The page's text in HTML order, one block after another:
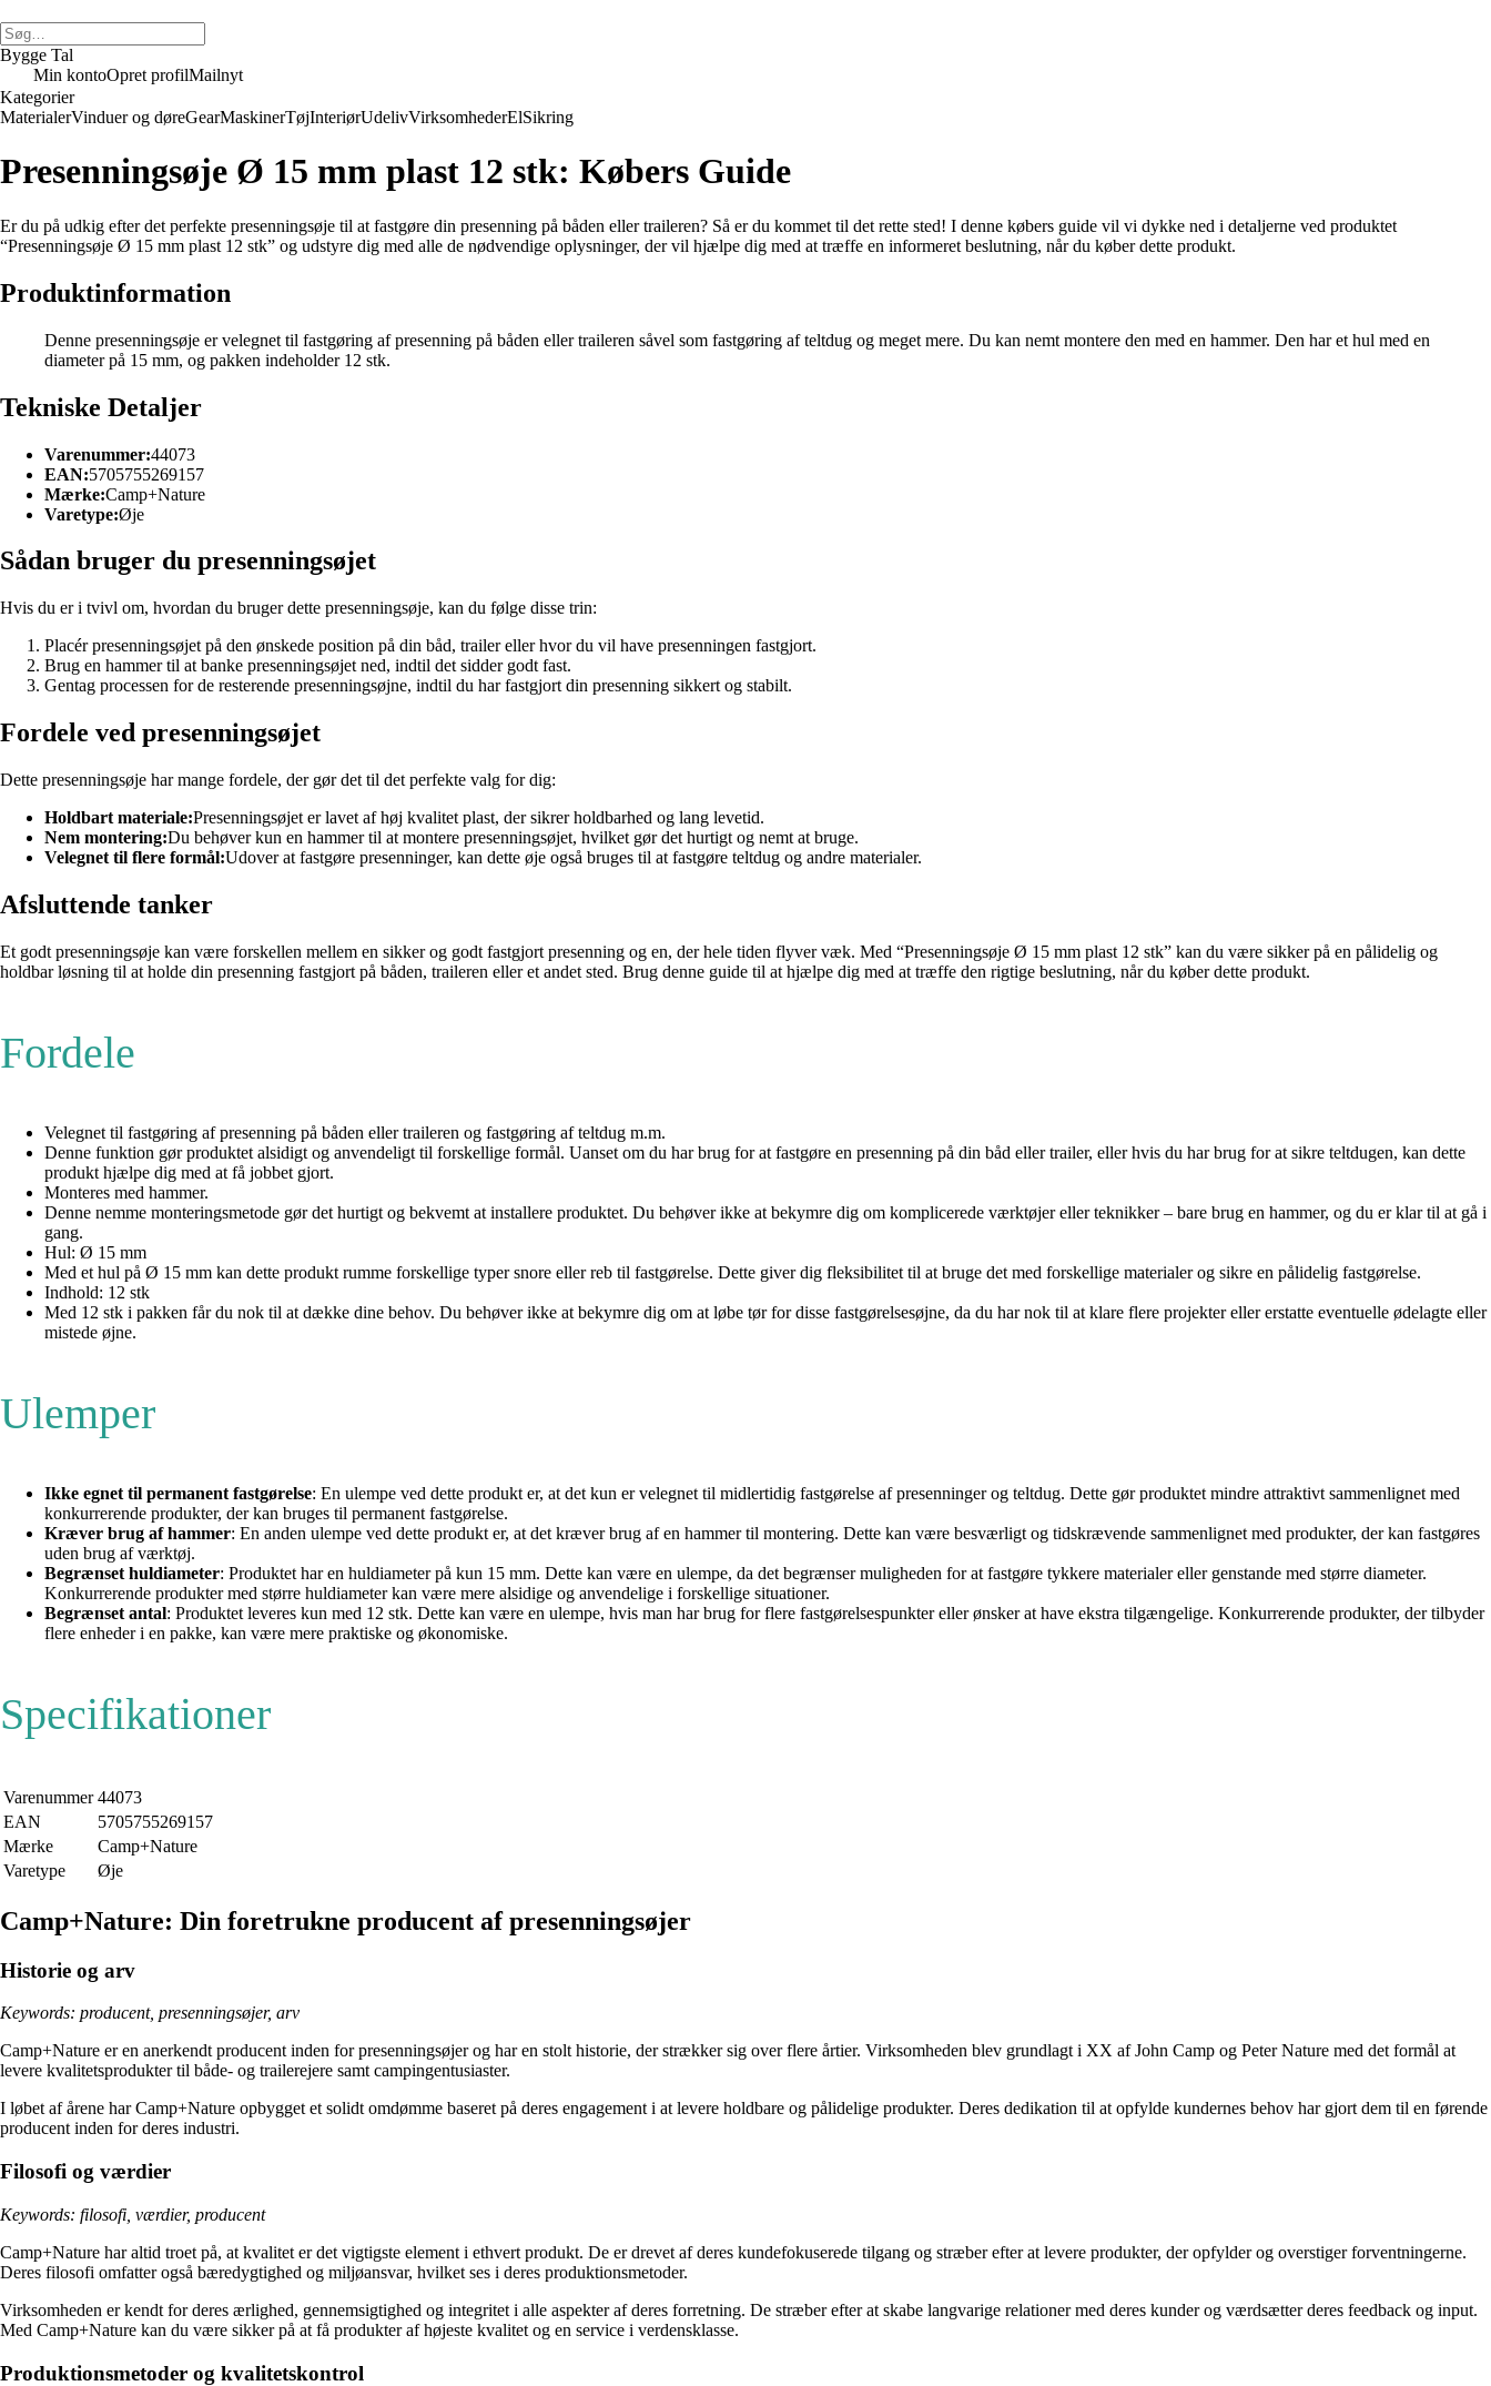
Bygge Tal
Min kontoOpret profilMailnyt
Kategorier
MaterialerVinduer og døreGearMaskinerTøjInteriørUdelivVirksomhederElSikring
Presenningsøje Ø 15 mm plast 12 stk: Købers Guide
Er du på udkig efter det perfekte presenningsøje til at fastgøre din presenning på båden eller traileren? Så er du kommet til det rette sted! I denne købers guide vil vi dykke ned i detaljerne ved produktet
“Presenningsøje Ø 15 mm plast 12 stk” og udstyre dig med alle de nødvendige oplysninger, der vil hjælpe dig med at træffe en informeret beslutning, når du køber dette produkt.
Produktinformation
Denne presenningsøje er velegnet til fastgøring af presenning på båden eller traileren såvel som fastgøring af teltdug og meget mere. Du kan nemt montere den med en hammer. Den har et hul med en
diameter på 15 mm, og pakken indeholder 12 stk.
Tekniske Detaljer
Varenummer:44073
EAN:5705755269157
Mærke:Camp+Nature
Varetype:Øje
Sådan bruger du presenningsøjet
Hvis du er i tvivl om, hvordan du bruger dette presenningsøje, kan du følge disse trin:
Placér presenningsøjet på den ønskede position på din båd, trailer eller hvor du vil have presenningen fastgjort.
Brug en hammer til at banke presenningsøjet ned, indtil det sidder godt fast.
Gentag processen for de resterende presenningsøjne, indtil du har fastgjort din presenning sikkert og stabilt.
Fordele ved presenningsøjet
Dette presenningsøje har mange fordele, der gør det til det perfekte valg for dig:
Holdbart materiale:Presenningsøjet er lavet af høj kvalitet plast, der sikrer holdbarhed og lang levetid.
Nem montering:Du behøver kun en hammer til at montere presenningsøjet, hvilket gør det hurtigt og nemt at bruge.
Velegnet til flere formål:Udover at fastgøre presenninger, kan dette øje også bruges til at fastgøre teltdug og andre materialer.
Afsluttende tanker
Et godt presenningsøje kan være forskellen mellem en sikker og godt fastgjort presenning og en, der hele tiden flyver væk. Med “Presenningsøje Ø 15 mm plast 12 stk” kan du være sikker på en pålidelig og
holdbar løsning til at holde din presenning fastgjort på båden, traileren eller et andet sted. Brug denne guide til at hjælpe dig med at træffe den rigtige beslutning, når du køber dette produkt.
Fordele
Velegnet til fastgøring af presenning på båden eller traileren og fastgøring af teltdug m.m.
Denne funktion gør produktet alsidigt og anvendeligt til forskellige formål. Uanset om du har brug for at fastgøre en presenning på din båd eller trailer, eller hvis du har brug for at sikre teltdugen, kan dette
produkt hjælpe dig med at få jobbet gjort.
Monteres med hammer.
Denne nemme monteringsmetode gør det hurtigt og bekvemt at installere produktet. Du behøver ikke at bekymre dig om komplicerede værktøjer eller teknikker – bare brug en hammer, og du er klar til at gå i
gang.
Hul: Ø 15 mm
Med et hul på Ø 15 mm kan dette produkt rumme forskellige typer snore eller reb til fastgørelse. Dette giver dig fleksibilitet til at bruge det med forskellige materialer og sikre en pålidelig fastgørelse.
Indhold: 12 stk
Med 12 stk i pakken får du nok til at dække dine behov. Du behøver ikke at bekymre dig om at løbe tør for disse fastgørelsesøjne, da du har nok til at klare flere projekter eller erstatte eventuelle ødelagte eller
mistede øjne.
Ulemper
Ikke egnet til permanent fastgørelse: En ulempe ved dette produkt er, at det kun er velegnet til midlertidig fastgørelse af presenninger og teltdug. Dette gør produktet mindre attraktivt sammenlignet med
konkurrerende produkter, der kan bruges til permanent fastgørelse.
Kræver brug af hammer: En anden ulempe ved dette produkt er, at det kræver brug af en hammer til montering. Dette kan være besværligt og tidskrævende sammenlignet med produkter, der kan fastgøres
uden brug af værktøj.
Begrænset huldiameter: Produktet har en huldiameter på kun 15 mm. Dette kan være en ulempe, da det begrænser muligheden for at fastgøre tykkere materialer eller genstande med større diameter.
Konkurrerende produkter med større huldiameter kan være mere alsidige og anvendelige i forskellige situationer.
Begrænset antal: Produktet leveres kun med 12 stk. Dette kan være en ulempe, hvis man har brug for flere fastgørelsespunkter eller ønsker at have ekstra tilgængelige. Konkurrerende produkter, der tilbyder
flere enheder i en pakke, kan være mere praktiske og økonomiske.
Specifikationer
Varenummer 44073
EAN
5705755269157
Mærke
Camp+Nature
Varetype
Øje
Camp+Nature: Din foretrukne producent af presenningsøjer
Historie og arv
Keywords: producent, presenningsøjer, arv
Camp+Nature er en anerkendt producent inden for presenningsøjer og har en stolt historie, der strækker sig over flere årtier. Virksomheden blev grundlagt i XX af John Camp og Peter Nature med det formål at
levere kvalitetsprodukter til både- og trailerejere samt campingentusiaster.
I løbet af årene har Camp+Nature opbygget et solidt omdømme baseret på deres engagement i at levere holdbare og pålidelige produkter. Deres dedikation til at opfylde kundernes behov har gjort dem til en førende
producent inden for deres industri.
Filosofi og værdier
Keywords: filosofi, værdier, producent
Camp+Nature har altid troet på, at kvalitet er det vigtigste element i ethvert produkt. De er drevet af deres kundefokuserede tilgang og stræber efter at levere produkter, der opfylder og overstiger forventningerne.
Deres filosofi omfatter også bæredygtighed og miljøansvar, hvilket ses i deres produktionsmetoder.
Virksomheden er kendt for deres ærlighed, gennemsigtighed og integritet i alle aspekter af deres forretning. De stræber efter at skabe langvarige relationer med deres kunder og værdsætter deres feedback og input.
Med Camp+Nature kan du være sikker på at få produkter af højeste kvalitet og en service i verdensklasse.
Produktionsmetoder og kvalitetskontrol